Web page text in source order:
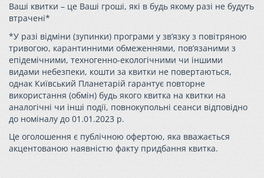
Ваші квитки – це Ваші гроші, які в будь якому разі не будуть
втрачені*
*У разі відміни (зупинки) програми у зв’язку з повітряною
тривогою, карантинними обмеженнями, пов’язаними з
епідемічними, техногенно-екологічними чи іншими
видами небезпеки, кошти за квитки не повертаються,
однак Київський Планетарій гарантує повторне
використання (обмін) будь якого квитка на квитки на
аналогічні чи інші події, повнокупольні сеанси відповідно
до номіналу до 01.01.2023 р.
Це оголошення є публічною офертою, яка вважається
акцентованою наявністю факту придбання квитка.